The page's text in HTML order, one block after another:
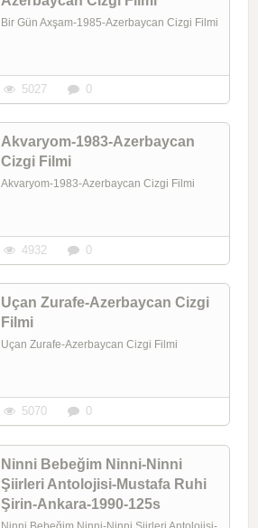
Bir Gün Axşam-1985-Azerbaycan Cizgi Filmi
5027 0
Akvaryom-1983-Azerbaycan
Cizgi Filmi
Akvaryom-1983-Azerbaycan Cizgi Filmi
4932 0
Uçan Zurafe-Azerbaycan Cizgi
Filmi
Uçan Zurafe-Azerbaycan Cizgi Filmi
5070 0
Ninni Bebeğim Ninni-Ninni
Şiirleri Antolojisi-Mustafa Ruhi
Şirin-Ankara-1990-125s